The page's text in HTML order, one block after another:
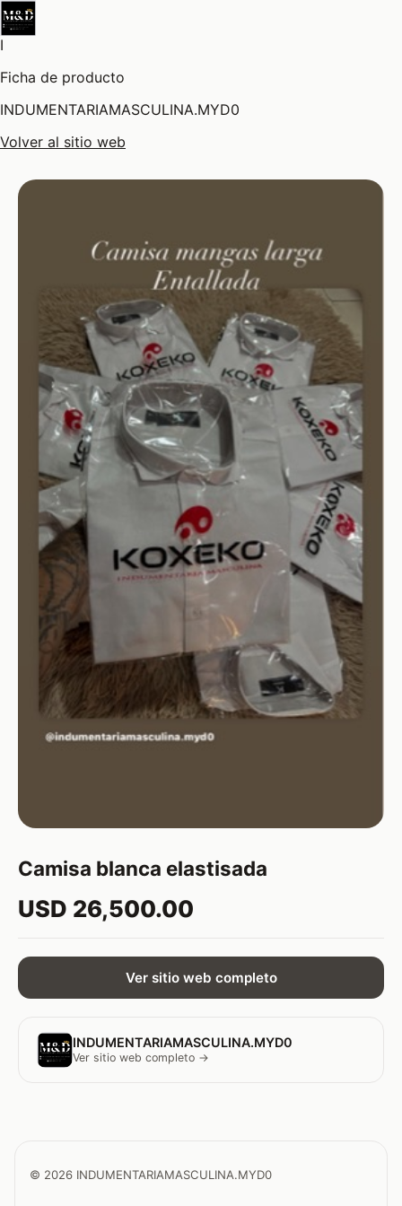
I
Ficha de producto
INDUMENTARIAMASCULINA.MYD0
Volver al sitio web
Camisa blanca elastisada
USD 26,500.00
Ver sitio web completo
INDUMENTARIAMASCULINA.MYD0
Ver sitio web completo →
© 2026 INDUMENTARIAMASCULINA.MYD0